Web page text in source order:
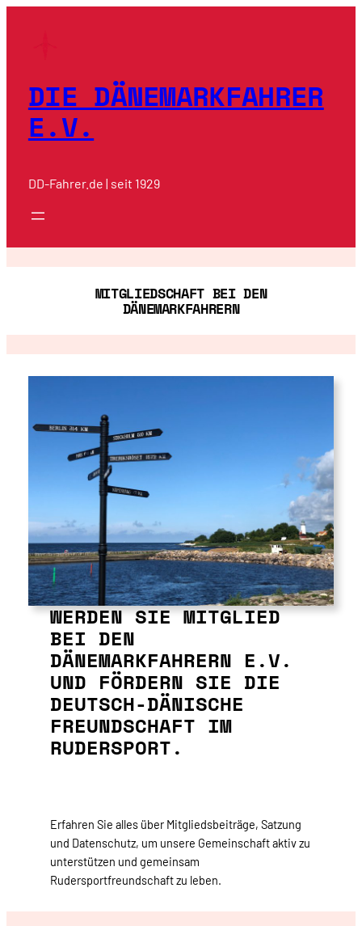
DIE DÄNEMARKFAHRER
E.V.
DD-Fahrer.de | seit 1929
MITGLIEDSCHAFT BEI DEN
DÄNEMARKFAHRERN
WERDEN SIE MITGLIED
BEI DEN
DÄNEMARKFAHRERN E.V.
UND FÖRDERN SIE DIE
DEUTSCH-DÄNISCHE
FREUNDSCHAFT IM
RUDERSPORT.
Erfahren Sie alles über Mitgliedsbeiträge, Satzung
und Datenschutz, um unsere Gemeinschaft aktiv zu
unterstützen und gemeinsam
Rudersportfreundschaft zu leben.